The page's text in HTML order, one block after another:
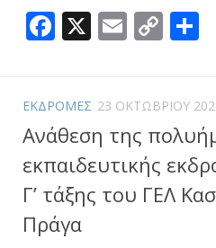
Facebook
X Email
Copy
ΕΚΔΡΟΜΕΣ 23 ΟΚΤΩΒΡΊΟΥ
Ανάθεση της
εκπαιδευτικής
Γ’ τάξης του ΓΕΛ
Πράγα